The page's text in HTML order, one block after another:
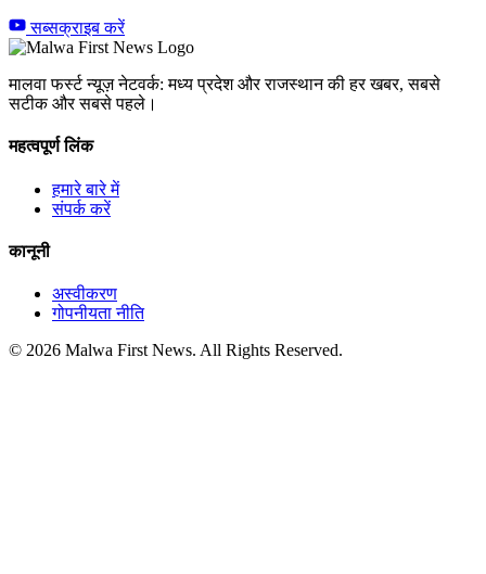
सब्सक्राइब करें
मालवा फर्स्ट न्यूज़ नेटवर्क: मध्य प्रदेश और राजस्थान की हर खबर, सबसे
सटीक और सबसे पहले।
महत्वपूर्ण लिंक
हमारे बारे में
संपर्क करें
कानूनी
अस्वीकरण
गोपनीयता नीति
© 2026 Malwa First News. All Rights Reserved.